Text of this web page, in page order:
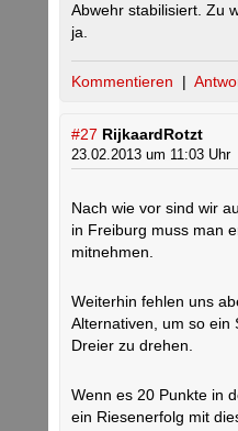
Abwehr stabilisiert. Zu
ja.
Kommentieren |
#27 RijkaardRotzt
23.02.2013 um 11:03 Uhr
Nach wie vor sind wir
in Freiburg muss man
mitnehmen.
Weiterhin fehlen uns
Alternativen, um so ein
Dreier zu drehen.
Wenn es 20 Punkte in
ein Riesenerfolg mit